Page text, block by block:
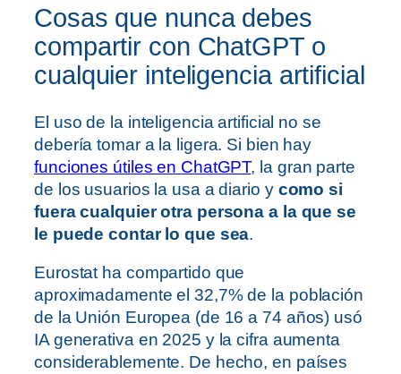
Cosas que nunca debes
compartir con ChatGPT o
cualquier inteligencia artificial
El uso de la inteligencia artificial no se
debería tomar a la ligera. Si bien hay
funciones útiles en ChatGPT, la gran parte
de los usuarios la usa a diario y como si
fuera cualquier otra persona a la que se
le puede contar lo que sea.
Eurostat ha compartido que
aproximadamente el 32,7% de la población
de la Unión Europea (de 16 a 74 años) usó
IA generativa en 2025 y la cifra aumenta
considerablemente. De hecho, en países